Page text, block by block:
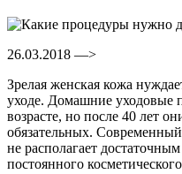
26.03.2018 —>
Зрелая женская кожа
уходе. Домашние
возрасте, но после 40 лет
обязательных.
не располагает
постоянного